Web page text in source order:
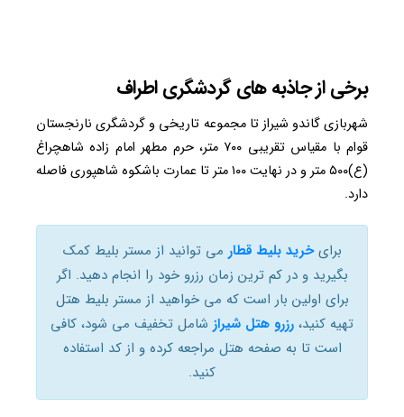
برخی از جاذبه های گردشگری اطراف
شهربازی گاندو شیراز تا مجموعه تاریخی و گردشگری نارنجستان
قوام با مقیاس تقریبی ۷۰۰ متر، حرم مطهر امام زاده شاهچراغ
(ع)۵۰۰ متر و در نهایت ۱۰۰ متر تا عمارت باشکوه شاهپوری فاصله
دارد.
برایخرید بلیط قطار می توانید از مستر بلیط کمک
بگیرید و در کم ترین زمان رزرو خود را انجام دهید. اگر
برای اولین بار است که می خواهید از مستر بلیط هتل
تهیه کنید، رزرو هتل شیراز شامل تخفیف می شود، کافی
است تا به صفحه هتل مراجعه کرده و از کد استفاده
کنید.